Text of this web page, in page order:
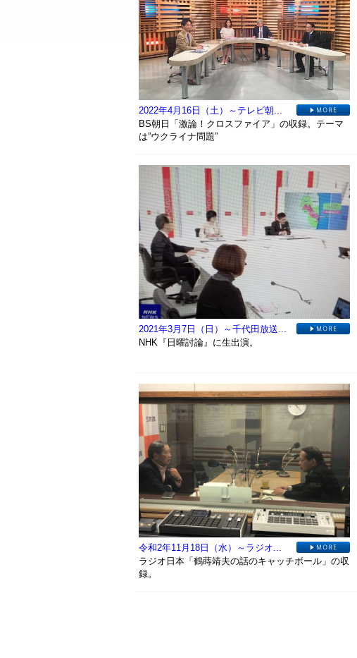
2022年4月16日（土）～テレビ朝...
BS朝日「激論！クロスファイア」の収録。テーマ
は”ウクライナ問題”
2021年3月7日（日）～千代田放送...
NHK『日曜討論』に生出演。
令和2年11月18日（水）～ラジオ...
ラジオ日本「鶴蒔靖夫の話のキャッチボール」の収
録。